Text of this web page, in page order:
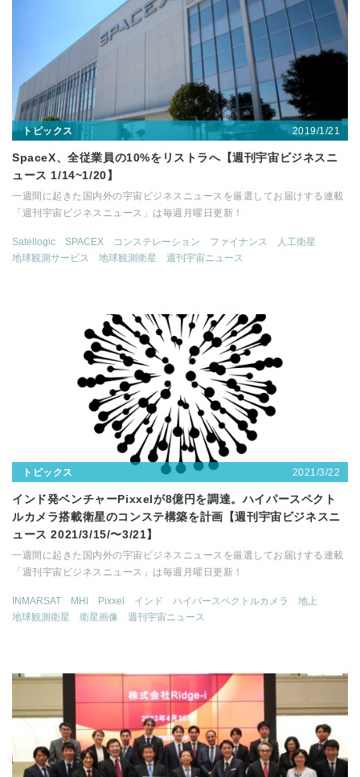
トピックス 2019/1/21
SpaceX、全従業員の10%をリストラへ【週刊宇宙ビジネスニ
ュース 1/14~1/20】
一週間に起きた国内外の宇宙ビジネスニュースを厳選してお届けする連載
「週刊宇宙ビジネスニュース」は毎週月曜日更新！
Satellogic SPACEX コンステレーション ファイナンス
人工衛星
地球観測サービス
地球観測衛星 週刊宇宙ニュース
トピックス 2021/3/22
インド発ベンチャーPixxelが8億円を調達。ハイパースペクト
ルカメラ搭載衛星のコンステ構築を計画【週刊宇宙ビジネスニ
ュース 2021/3/15/〜3/21】
一週間に起きた国内外の宇宙ビジネスニュースを厳選してお届けする連載
「週刊宇宙ビジネスニュース」は毎週月曜日更新！
INMARSAT MHI Pixxel インド ハイパースペクトルカメラ
地上
地球観測衛星
衛星画像 週刊宇宙ニュース